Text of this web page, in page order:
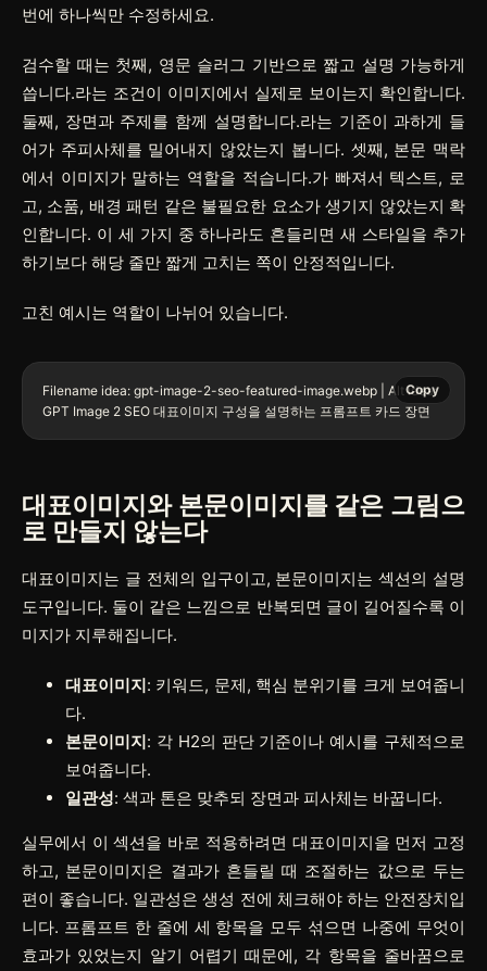
번에 하나씩만 수정하세요.
검수할 때는 첫째, 영문 슬러그 기반으로 짧고 설명 가능하게
씁니다.라는 조건이 이미지에서 실제로 보이는지 확인합니다.
둘째, 장면과 주제를 함께 설명합니다.라는 기준이 과하게 들
어가 주피사체를 밀어내지 않았는지 봅니다. 셋째, 본문 맥락
에서 이미지가 말하는 역할을 적습니다.가 빠져서 텍스트, 로
고, 소품, 배경 패턴 같은 불필요한 요소가 생기지 않았는지 확
인합니다. 이 세 가지 중 하나라도 흔들리면 새 스타일을 추가
하기보다 해당 줄만 짧게 고치는 쪽이 안정적입니다.
고친 예시는 역할이 나뉘어 있습니다.
Filename idea: gpt-image-2-seo-featured-image.webp | Alt idea:
Copy
대표이미지와 본문이미지를 같은 그림으
로 만들지 않는다
대표이미지는 글 전체의 입구이고, 본문이미지는 섹션의 설명
도구입니다. 둘이 같은 느낌으로 반복되면 글이 길어질수록 이
미지가 지루해집니다.
대표이미지: 키워드, 문제, 핵심 분위기를 크게 보여줍니
다.
본문이미지: 각 H2의 판단 기준이나 예시를 구체적으로
보여줍니다.
일관성: 색과 톤은 맞추되 장면과 피사체는 바꿉니다.
실무에서 이 섹션을 바로 적용하려면 대표이미지을 먼저 고정
하고, 본문이미지은 결과가 흔들릴 때 조절하는 값으로 두는
편이 좋습니다. 일관성은 생성 전에 체크해야 하는 안전장치입
니다. 프롬프트 한 줄에 세 항목을 모두 섞으면 나중에 무엇이
효과가 있었는지 알기 어렵기 때문에, 각 항목을 줄바꿈으로